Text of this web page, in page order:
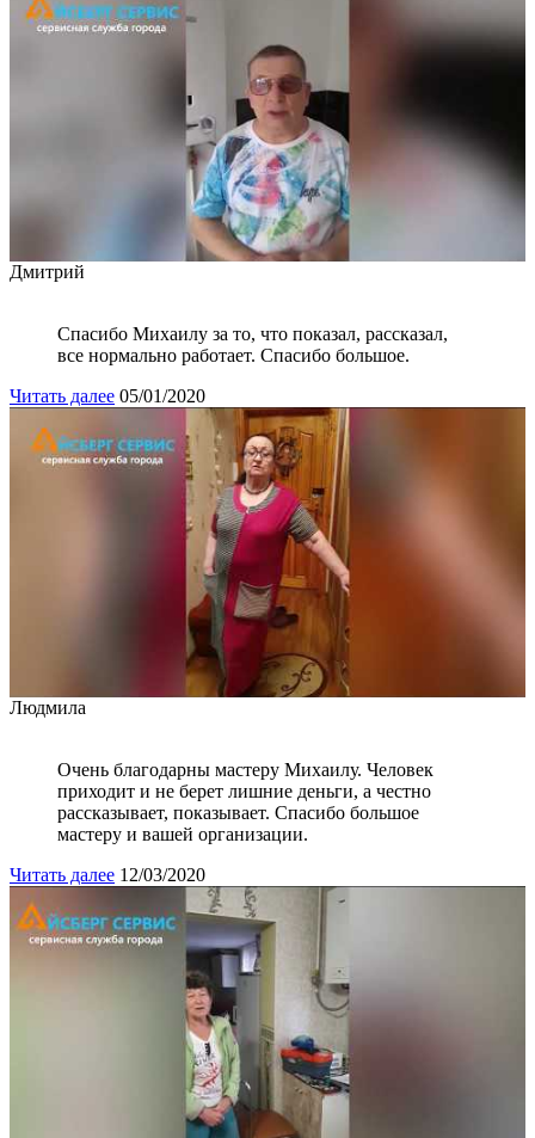
Дмитрий
Спасибо Михаилу за то, что показал, рассказал,
все нормально работает. Спасибо большое.
Читать далее 05/01/2020
Людмила
Очень благодарны мастеру Михаилу. Человек
приходит и не берет лишние деньги, а честно
рассказывает, показывает. Спасибо большое
мастеру и вашей организации.
Читать далее 12/03/2020